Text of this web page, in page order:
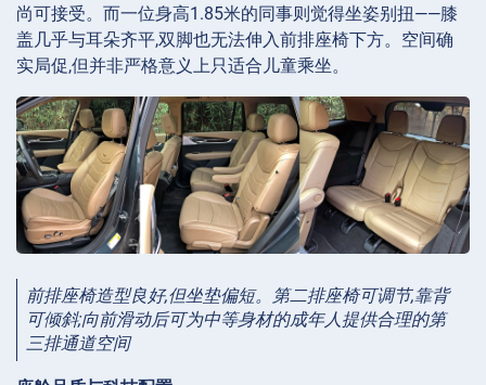
尚可接受。而一位身高1.85米的同事则觉得坐姿别扭——膝
盖几乎与耳朵齐平,双脚也无法伸入前排座椅下方。空间确
实局促,但并非严格意义上只适合儿童乘坐。
前排座椅造型良好,但坐垫偏短。第二排座椅可调节,靠背
可倾斜;向前滑动后可为中等身材的成年人提供合理的第
三排通道空间